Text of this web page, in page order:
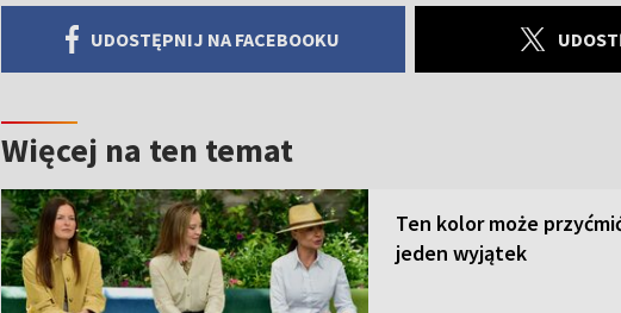
UDOSTĘPNIJ NA FACEBOOKU
Więcej na ten temat
Ten kolor może
jeden wyjątek